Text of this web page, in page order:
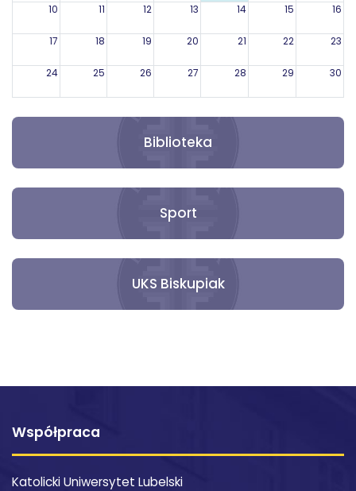
10 11 12 13 14 15 16
17 18 19 20 21 22 23
24 25 26 27 28 29 30
Biblioteka
Sport
UKS Biskupiak
Współpraca
Katolicki Uniwersytet Lubelski